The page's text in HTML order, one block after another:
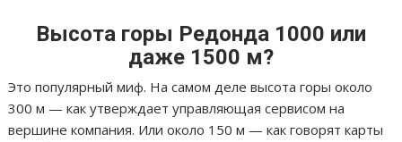
Высота горы Редонда 1000 или
даже 1500 м?
Это популярный миф. На самом деле высота горы около
300 м — как утверждает управляющая сервисом на
вершине компания. Или около 150 м — как говорят карты